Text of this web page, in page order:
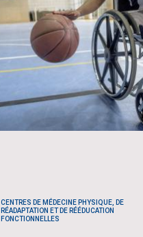
CENTRES DE MÉDECINE PHYSIQUE, DE
RÉADAPTATION ET DE RÉÉDUCATION
FONCTIONNELLES